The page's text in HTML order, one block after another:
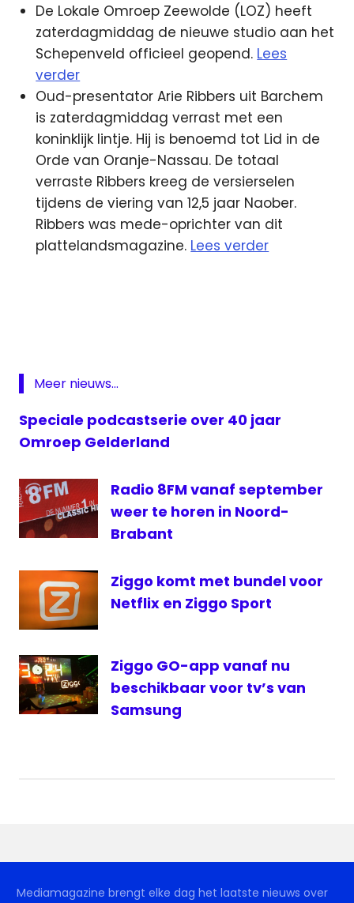
De Lokale Omroep Zeewolde (LOZ) heeft
zaterdagmiddag de nieuwe studio aan het
Schepenveld officieel geopend. Lees
verder
Oud-presentator Arie Ribbers uit Barchem
is zaterdagmiddag verrast met een
koninklijk lintje. Hij is benoemd tot Lid in de
Orde van Oranje-Nassau. De totaal
verraste Ribbers kreeg de versierselen
tijdens de viering van 12,5 jaar Naober.
Ribbers was mede-oprichter van dit
plattelandsmagazine. Lees verder
Gelderland
Samsung
Meer nieuws...
Speciale podcastserie over 40 jaar
Omroep Gelderland
Radio 8FM vanaf september
weer te horen in Noord-
Brabant
Ziggo komt met bundel voor
Netflix en Ziggo Sport
Ziggo GO-app vanaf nu
beschikbaar voor tv’s van
Samsung
Mediamagazine brengt elke dag het laatste nieuws over